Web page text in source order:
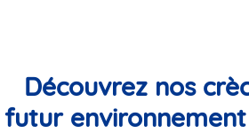
Découvrez nos
futur